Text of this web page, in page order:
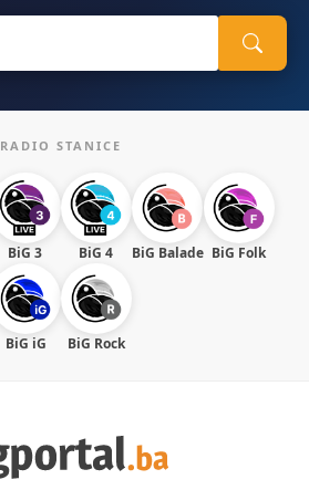
RADIO STANICE
BiG 3 BiG 4 BiG Balade BiG Folk
BiG iG BiG Rock